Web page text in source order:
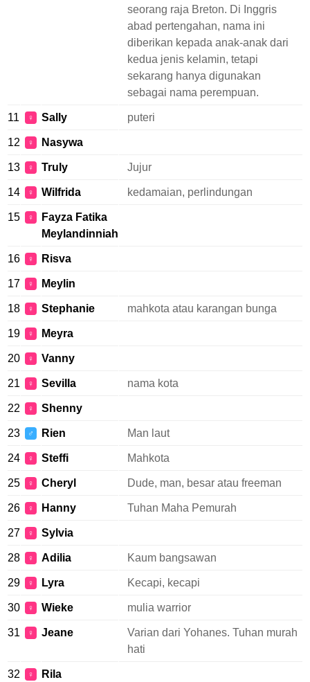
seorang raja Breton. Di Inggris
abad pertengahan, nama ini
diberikan kepada anak-anak dari
kedua jenis kelamin, tetapi
sekarang hanya digunakan
sebagai nama perempuan.
11 ♀ Sally puteri
12 ♀ Nasywa
13 ♀ Truly Jujur
14 ♀ Wilfrida kedamaian, perlindungan
15 ♀
Fayza Fatika
Meylandinniah
16 ♀ Risva
17 ♀ Meylin
18 ♀ Stephanie mahkota atau karangan bunga
19 ♀ Meyra
20 ♀ Vanny
21 ♀ Sevilla nama kota
22 ♀ Shenny
23 ♂ Rien Man laut
24 ♀ Steffi Mahkota
25 ♀ Cheryl Dude, man, besar atau freeman
26 ♀ Hanny Tuhan Maha Pemurah
27 ♀ Sylvia
28 ♀ Adilia Kaum bangsawan
29 ♀ Lyra Kecapi, kecapi
30 ♀ Wieke mulia warrior
31 ♀ Jeane
Varian dari Yohanes. Tuhan murah
hati
32 ♀ Rila